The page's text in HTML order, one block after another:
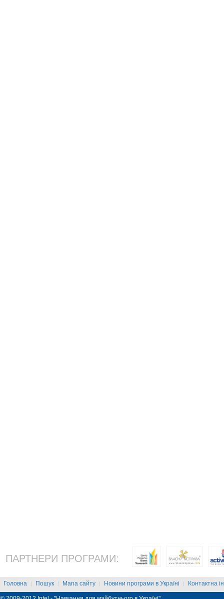
ПАРТНЕРИ ПРОГРАМИ:
Головна | Пошук | Мапа сайту | Новини програми в Україні | Контактна